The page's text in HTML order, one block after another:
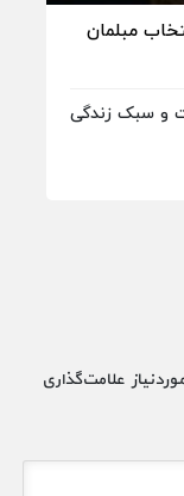
مبلمان
و سبک زندگی
علامت‌گذاری